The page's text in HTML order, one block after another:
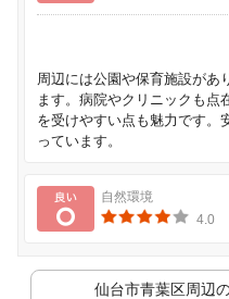
周辺には公園や保育施設があ
ます。病院やクリニックも点
を受けやすい点も魅力です。
っています。
良い
自然環境
4.0
仙台市青葉区周辺